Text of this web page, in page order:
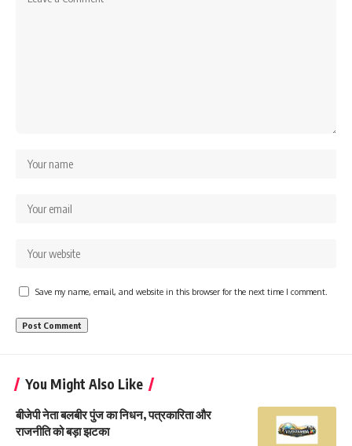
Save my name, email, and website in this browser for the next time I comment.
You Might Also Like
बीजेपी नेता बलबीर पुंज का निधन, पत्रकारिता और
राजनीति को बड़ा झटका